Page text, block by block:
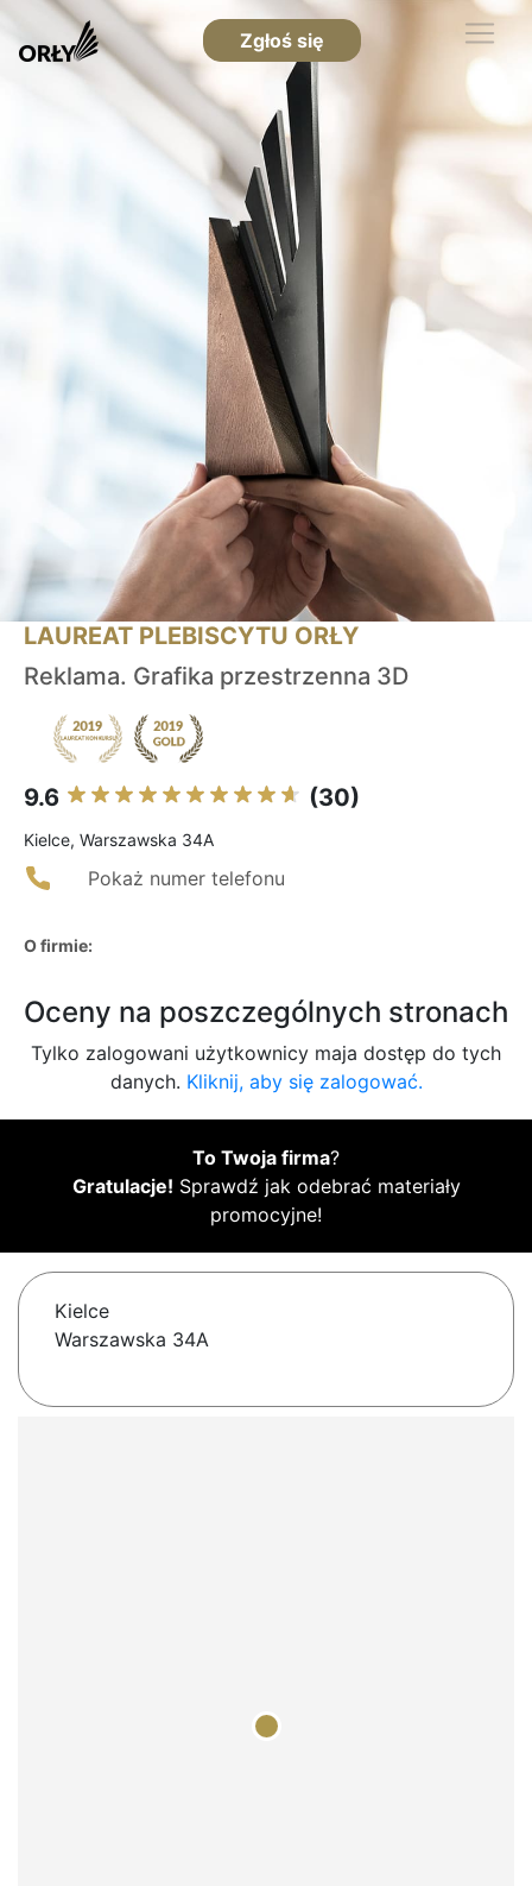
Zgłoś się
LAUREAT PLEBISCYTU ORŁY
Reklama. Grafika przestrzenna 3D
9.6 (30)
Kielce, Warszawska 34A
Pokaż numer telefonu
O firmie:
Oceny na poszczególnych stronach
Tylko zalogowani użytkownicy maja dostęp do tych
danych. Kliknij, aby się zalogować.
To Twoja firma?
Gratulacje! Sprawdź jak odebrać materiały
promocyjne!
Kielce
Warszawska 34A